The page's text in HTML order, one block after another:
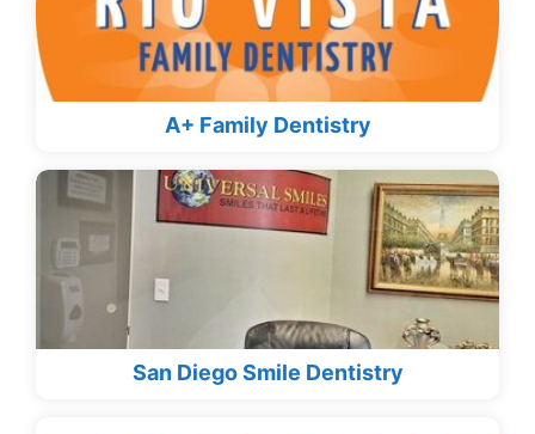
A+ Family Dentistry
San Diego Smile Dentistry